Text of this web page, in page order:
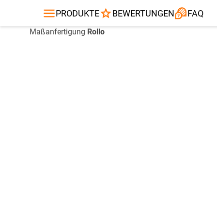
PRODUKTE BEWERTUNGEN FAQ
Alle
Maßanfertigung Rollo